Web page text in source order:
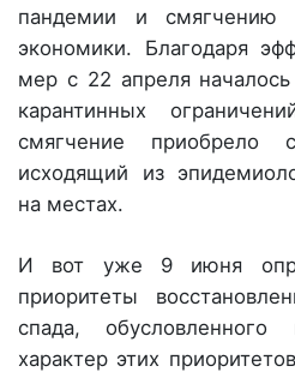
пандемии и смягчению
экономики. Благодаря
мер с 22 апреля
карантинных
смягчение приобрело
исходящий из
на местах.
И вот уже 9 июня
приоритеты
спада,
характер этих